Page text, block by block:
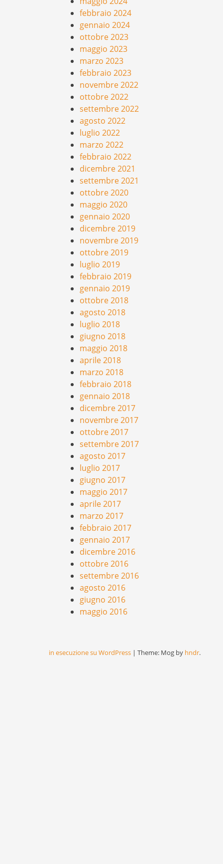
febbraio 2024
gennaio 2024
ottobre 2023
maggio 2023
marzo 2023
febbraio 2023
novembre 2022
ottobre 2022
settembre 2022
agosto 2022
luglio 2022
marzo 2022
febbraio 2022
dicembre 2021
settembre 2021
ottobre 2020
maggio 2020
gennaio 2020
dicembre 2019
novembre 2019
ottobre 2019
luglio 2019
febbraio 2019
gennaio 2019
ottobre 2018
agosto 2018
luglio 2018
giugno 2018
maggio 2018
aprile 2018
marzo 2018
febbraio 2018
gennaio 2018
dicembre 2017
novembre 2017
ottobre 2017
settembre 2017
agosto 2017
luglio 2017
giugno 2017
maggio 2017
aprile 2017
marzo 2017
febbraio 2017
gennaio 2017
dicembre 2016
ottobre 2016
settembre 2016
agosto 2016
giugno 2016
maggio 2016
in esecuzione su WordPress |Theme: Mog by hndr.